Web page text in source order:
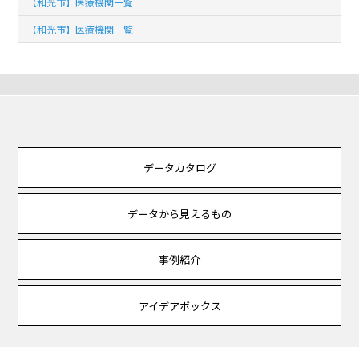
【和光市】医療機関一覧
データカタログ
データから見えるもの
事例紹介
アイデアボックス